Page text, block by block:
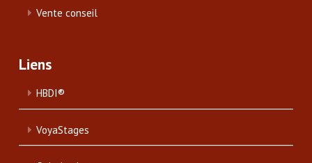
Vente conseil
Liens
HBDI®
VoyaStages